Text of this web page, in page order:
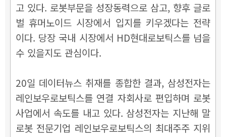
고 있다. 로봇부문을 성장동력으로 삼고, 향후 글로
벌 휴머노이드 시장에서 입지를 키우겠다는 전략
이다. 당장 국내 시장에서 HD현대로보틱스를 넘을
수 있을지도 관심이다.
20일 데이터뉴스 취재를 종합한 결과, 삼성전자는
레인보우로보틱스를 연결 자회사로 편입하며 로봇
사업에서 속도를 내고 있다. 삼성전자는 지난해 말
로봇 전문기업 레인보우로보틱스의 최대주주 지위